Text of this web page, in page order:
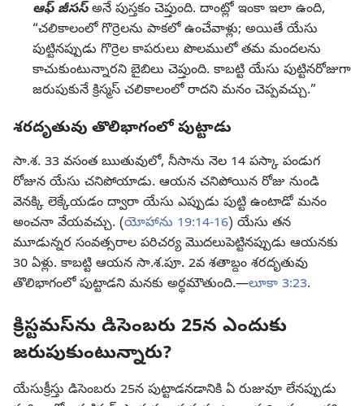
ఆఫ్‌ జీసస్‌అనే పుస్తకం చెప్తుంది. దాంట్లో ఇంకా ఇలా ఉంది,
“చలికాలంలో గొర్రెలను పాకలో ఉంచేవాళ్లు; అయితే యేసు
పుట్టినప్పుడు గొర్రెల కాపరులు పొలములో తమ మందలను
కాచుకుంటున్నారని బైబిలు చెప్తుంది. కాబట్టి యేసు పుట్టినరోజుగా
జరుపుకునే క్రిస్మస్‌ చలికాలంలో రాదని మనం చెప్పవచ్చు.”
శరదృతువు తొలిభాగంలో పుట్టాడు
సా.శ. 33 వసంత ఋతువులో, నీసాను నెల 14 పస్కా పండుగ
రోజున యేసు చనిపోయాడు. ఆయన చనిపోయిన రోజు నుండి
వెనక్కి లెక్కేయడం ద్వారా యేసు ఎప్పుడు పుట్టి ఉంటాడో మనం
అంచనా వేయవచ్చు. (యోహాను 19:14-16) యేసు తన
మూడున్నర సంవత్సరాల పరిచర్య మొదలుపెట్టినప్పుడు ఆయనకు
30 ఏళ్లు. కాబట్టి ఆయన సా.శ.పూ. 2వ శతాబ్దం శరదృతువు
తొలిభాగంలో పుట్టాడని మనకు అర్థమౌతుంది.—లూకా 3:23.
క్రిస్టమస్‌ను డిసెంబరు 25న ఎందుకు
జరుపుకుంటున్నారు?
యేసుక్రీస్తు డిసెంబరు 25న పుట్టాడనడానికి ఏ రుజువూ లేనప్పుడు